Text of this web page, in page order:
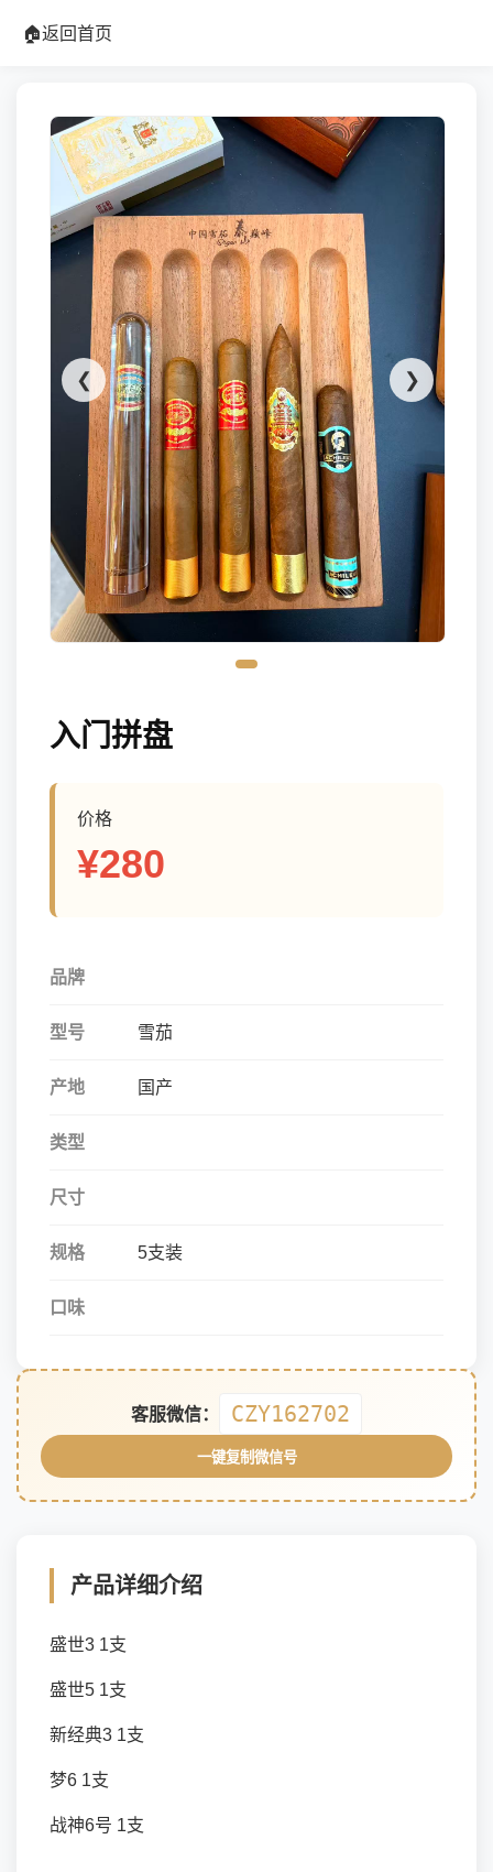
🏠返回首页
❮ ❯
入门拼盘
价格
¥280
品牌
型号 雪茄
产地 国产
类型
尺寸
规格 5支装
口味
客服微信： CZY162702
一键复制微信号
产品详细介绍
盛世3 1支
盛世5 1支
新经典3 1支
梦6 1支
战神6号 1支